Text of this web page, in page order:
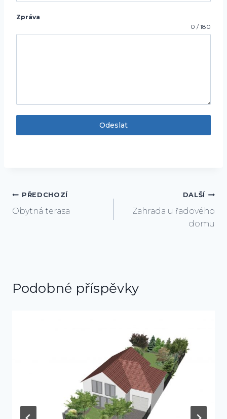
Zpráva
0 / 180
Odeslat
Navigace
pro
PŘEDCHOZÍ
Obytná terasa
DALŠÍ
Zahrada u řadového
domu
Podobné příspěvky